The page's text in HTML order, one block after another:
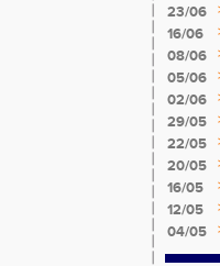
23/06
16/06
08/06
05/06
02/06
29/05
22/05
20/05
16/05
12/05
04/05